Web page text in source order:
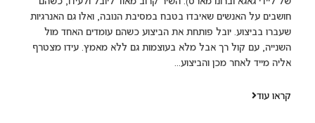
חושבים על האנשים שאיבדו בטבח במסיבת הנובה, ואלו גם האנרגיות
שעברו בביצוע. יובל פותחת את הביצוע כשהם עומדים האחד מול
השנייה, עם קול רך אבל מלא בעוצמות גם ללא מאמץ. עידו מצטרף
אליה מייד לאחר מכן והביצוע...
קראו עוד